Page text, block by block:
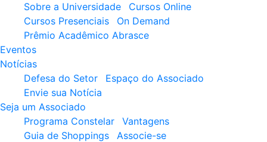
Sobre a Universidade
Cursos Online
Cursos Presenciais
On Demand
Prêmio Acadêmico Abrasce
Eventos
Notícias
Defesa do Setor
Espaço do Associado
Envie sua Notícia
Seja um Associado
Programa Constelar
Vantagens
Guia de Shoppings
Associe-se